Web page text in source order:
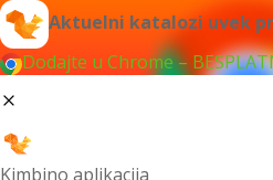
Aktuelni katalozi uvek
Dodajte u Chrome –
Kimbino aplikacija